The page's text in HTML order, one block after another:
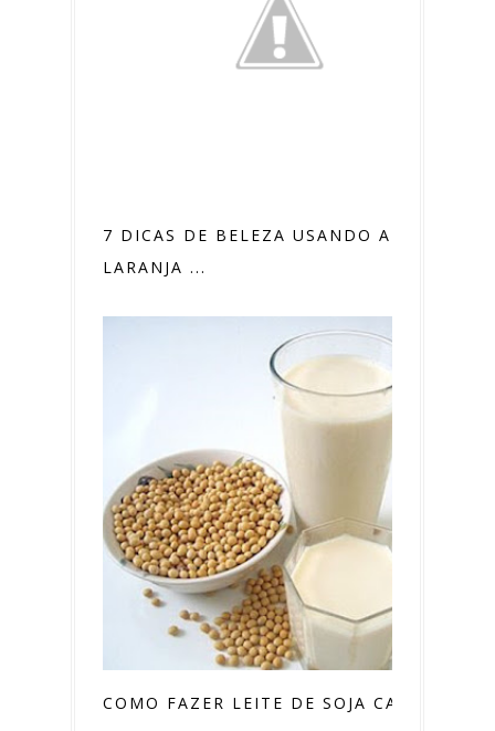
7 DICAS DE BELEZA USANDO A
LARANJA ...
COMO FAZER LEITE DE SOJA CASEIRO